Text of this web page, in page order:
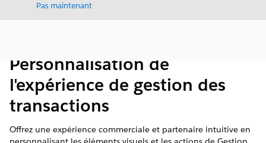
Pas maintenant
Personnalisation de
l'expérience de gestion des
transactions
Offrez une expérience commerciale et partenaire intuitive en